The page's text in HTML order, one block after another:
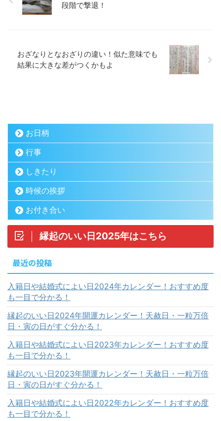
段階で撃退！
おざなりとなおざりの違い！似た意味でも
結果に大きな差がつくかもよ
お日柄
行事
しきたり
時候の挨拶
お付き合い
縁起のいい日2025年はこちら
最近の投稿
入籍日や結婚式によい日2024年カレンダー！おすすめ度
も一目で分かる！
縁起のいい日2024年開運カレンダー！天赦日・一粒万倍
日・寅の日がすぐ分かる！
入籍日や結婚式によい日2023年カレンダー！おすすめ度
も一目で分かる！
縁起のいい日2023年開運カレンダー！天赦日・一粒万倍
日・寅の日がすぐ分かる！
入籍日や結婚式によい日2022年カレンダー！おすすめ度
も一目で分かる！